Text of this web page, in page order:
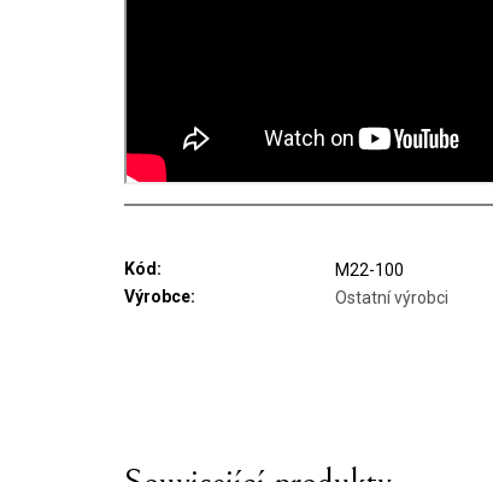
Kód:
M22-100
Výrobce:
Ostatní výrobci